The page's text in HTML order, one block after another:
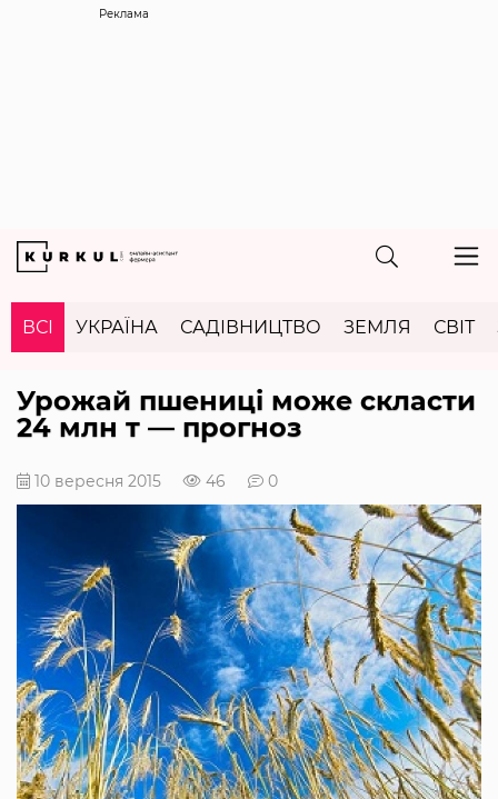
Реклама
ВСІ УКРАЇНА САДІВНИЦТВО ЗЕМЛЯ СВІТ
Урожай пшениці може скласти
24 млн т — прогноз
10 вересня 2015 46 0